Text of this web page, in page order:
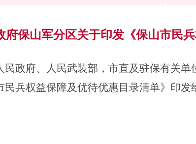
府保山军分区关于印发《保山市民
民政府、人民武装部 ，市直及驻保有关单
民兵权益保障及优待优惠目录清单》印发